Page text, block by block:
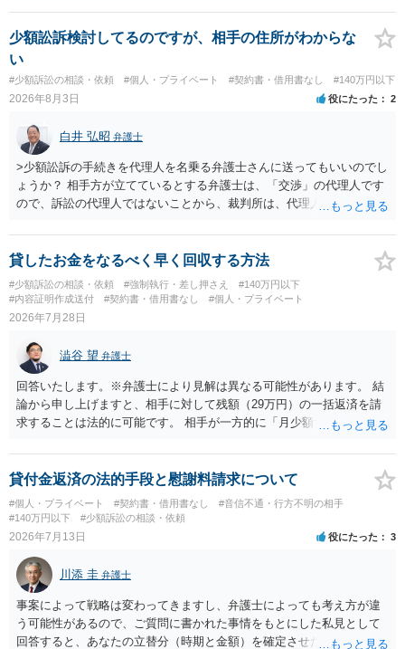
されない場合には、貴殿には任意に返金する意思がないものと判断
し、やむを得ず、返還金23万円及びこれに対する遅延損害金の支払い
を求める民事訴訟、支払督促その他必要な法的手続を直ちに講じま
いても併せて請求する予定ですので、あらかじめ申し添えます。 本件
は、貴殿自らが契約を解約したことによって生じた返還義務の履行を
求めるものにすぎません。貴殿の仕入先との取引関係や返金時期など
の内部事情は、私に対する返還義務の発生や履行時期には何ら影響を
及ぼすものではありません。 これ以上、本件の解決を不必要に遅延さ
せることなく、誠意をもって速やかに返金手続を履行されるよう、強
く求めます。 以上
少額訟訴検討してるのですが、相手の住所がわからな
い
#少額訴訟の相談・依頼 #個人・プライベート #契約書・借用書なし #140万円以下
2026年8月3日 役にたった 2
白井 弘昭 弁護士
>少額訟訴の手続きを代理人を名乗る弁護士さんに送ってもいいのでし
ょうか？ 相手方が立てているとする弁護士は、「交渉」の代理人です
ので、訴訟の代理人ではないことから、裁判所は、代理人宛ての訴状
ている場合は、相手方（被告）の住所で訴状を作成提出し、裁判所に
代理人が就いていたことを知らせると（訴状の記載内容から明らかな
場合も）、裁判所が当該代理人弁護士に事前連絡し、引き続き訴訟も
受任するかを聞いたうえで、受任の意志が明らかになったところで、
直接被告に送達するのではなく、代理人に訴状の受領を促すこともあ
かではありません。もちろん弁護士（２０万円の請求で代理人弁護士
に委任するかも疑わしいのですが）も住所は明らかにしないでしょ
う。 何か本人を示す事実（振込先などの情報）から、相手の住所等の
情報を割り出していくしかないように思えます。 以上、ご参考まで。
貸したお金をなるべく早く回収する方法
#少額訴訟の相談・依頼 #強制執行・差し押さえ
#140万円以下
#内容証明作成送付
#契約書・借用書なし #個人・プライベート
2026年7月28日
澁谷 望 弁護士
回答いたします。※弁護士により見解は異なる可能性があります。 結
論から申し上げますと、相手に対して残額（29万円）の一括返済を請
求することは法的に可能です。 相手が一方的に「月少額ずつ返す」と
は成立していません。当初の返済期日も過ぎているため、一括返済を
求める権利があります。 具体的には、以下の手順で進めるのが効果的
です。 分割拒否と一括請求の通知：PayPayのメッセージ等で「分割
払いには同意していないため、残額の一括払いを求める」旨を明確に
伝えます。 相手の本名・住所の確認：応じない場合に法的手段（少額
まず本名や住所の特定を進めてください。 相手が購入した高額商品
（Switch2等）の事実も踏まえ、応じない場合は法的措置を辞さない姿
勢で交渉に臨むのが現実的かと思います。
貸付金返済の法的手段と慰謝料請求について
#個人・プライベート #契約書・借用書なし
#音信不通・行方不明の相手
#140万円以下
#少額訴訟の相談・依頼
2026年7月13日 役にたった 3
川添 圭 弁護士
事案によって戦略は変わってきますし、弁護士によっても考え方が違
う可能性があるので、ご質問に書かれた事情をもとにした私見として
回答すると、あなたの立替分（時期と金額）を確定させた上で、淡々